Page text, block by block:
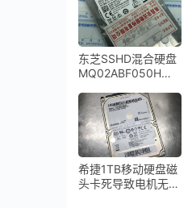
东芝SSHD混合硬盘
MQ02ABF050H无
成功
希捷1TB移动硬盘磁
头卡死导致电机无法